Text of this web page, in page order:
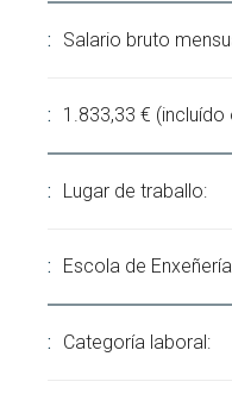
Salario bruto
1.833,33 €
Lugar de traballo:
Escola de
Categoría laboral: